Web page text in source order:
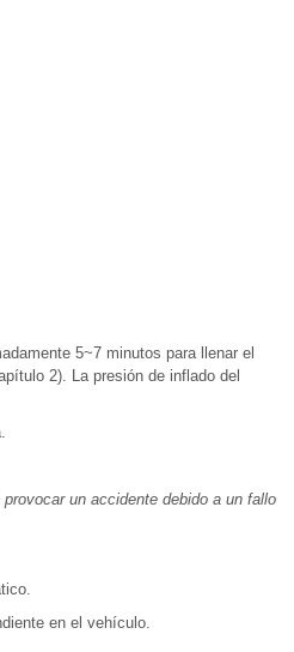
5~7 minutos para llenar el
2). La presión de inflado del
un accidente debido a un fallo
en el vehículo.